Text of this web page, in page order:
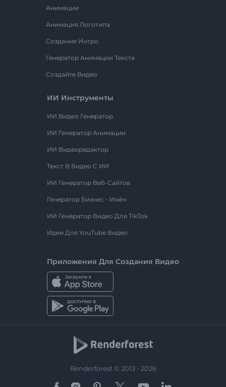
Анимации
Анимация Логотипа
Создание Интро
Генератор Анимации Текста
Создайте Видео
ИИ Инструменты
ИИ Видео Генератор
ИИ Генератор Анимации
ИИ Видеоредактор
Текст В Видео С ИИ
ИИ Генератор Веб-Сайтов
Генератор Бизнес - Имён
ИИ Генератор Видео Для TikTok
Идеи Для YouTube Видео
Приложения Для Создания Видео
Renderforest © 2013 - 2026